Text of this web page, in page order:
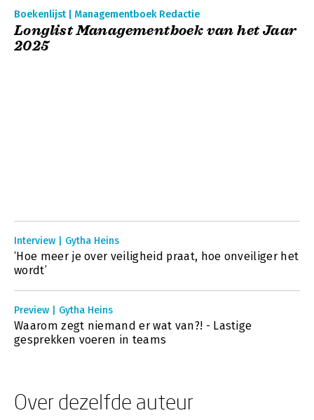
Boekenlijst | Managementboek Redactie
Longlist Managementboek van het Jaar
2025
Interview | Gytha Heins
‘Hoe meer je over veiligheid praat, hoe onveiliger het
wordt’
Preview | Gytha Heins
Waarom zegt niemand er wat van?! - Lastige
gesprekken voeren in teams
Over dezelfde auteur